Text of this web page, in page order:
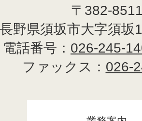
〒382-
長野県須坂市大字須坂
電話番号： 026-245-
ファックス： 026-